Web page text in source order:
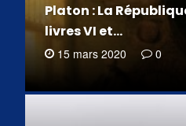
Platon : La
livres VI et…
15 mars 2020 0